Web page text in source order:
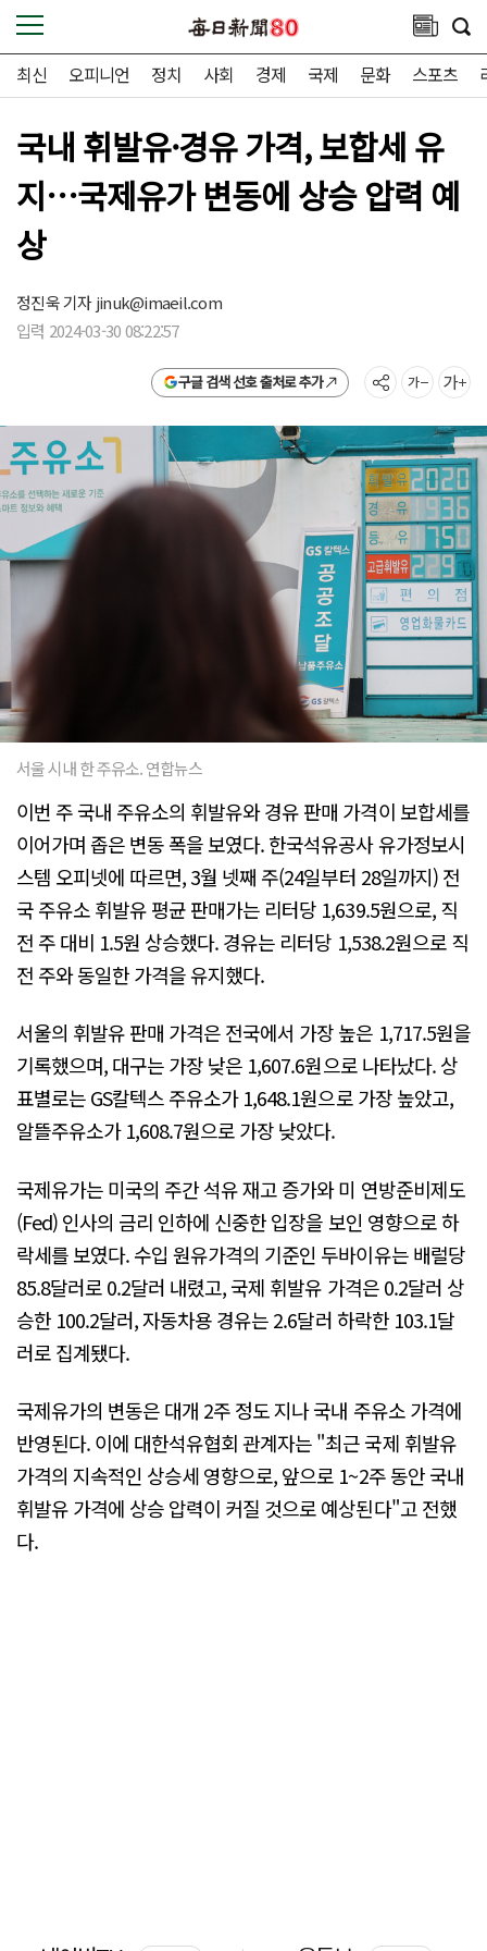
최신 오피니언 정치 사회 경제 국제 문화 스포츠
국내 휘발유·경유 가격, 보합세 유
지…국제유가 변동에 상승 압력 예
상
정진욱 기자jinuk@imaeil.com
입력 2024-03-30 08:22:57
구글 검색 선호 출처로 추가
서울 시내 한 주유소. 연합뉴스
이번 주 국내 주유소의 휘발유와 경유 판매 가격이 보합세를
이어가며 좁은 변동 폭을 보였다. 한국석유공사 유가정보시
스템 오피넷에 따르면, 3월 넷째 주(24일부터 28일까지) 전
국 주유소 휘발유 평균 판매가는 리터당 1,639.5원으로, 직
전 주 대비 1.5원 상승했다. 경유는 리터당 1,538.2원으로 직
전 주와 동일한 가격을 유지했다.
서울의 휘발유 판매 가격은 전국에서 가장 높은 1,717.5원을
기록했으며, 대구는 가장 낮은 1,607.6원으로 나타났다. 상
표별로는 GS칼텍스 주유소가 1,648.1원으로 가장 높았고,
알뜰주유소가 1,608.7원으로 가장 낮았다.
국제유가는 미국의 주간 석유 재고 증가와 미 연방준비제도
(Fed) 인사의 금리 인하에 신중한 입장을 보인 영향으로 하
락세를 보였다. 수입 원유가격의 기준인 두바이유는 배럴당
85.8달러로 0.2달러 내렸고, 국제 휘발유 가격은 0.2달러 상
승한 100.2달러, 자동차용 경유는 2.6달러 하락한 103.1달
러로 집계됐다.
국제유가의 변동은 대개 2주 정도 지나 국내 주유소 가격에
반영된다. 이에 대한석유협회 관계자는 "최근 국제 휘발유
가격의 지속적인 상승세 영향으로, 앞으로 1~2주 동안 국내
휘발유 가격에 상승 압력이 커질 것으로 예상된다"고 전했
다.